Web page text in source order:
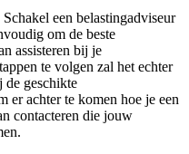
een belastingadviseur
om de beste
assisteren bij je
te volgen zal het echter
geschikte
er achter te komen hoe je een
contacteren die jouw